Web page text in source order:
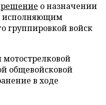
о назначении
исполняющим
группировкой войск
общевойсковой
в ходе